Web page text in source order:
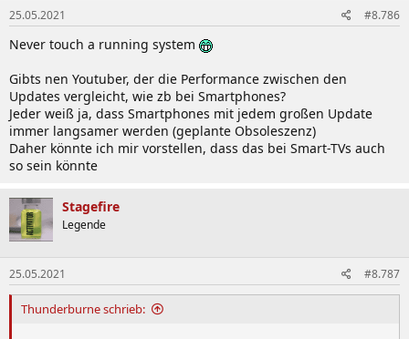
25.05.2021 #8.786
Never touch a running system
Gibts nen Youtuber, der die Performance zwischen den
Updates vergleicht, wie zb bei Smartphones?
Jeder weiß ja, dass Smartphones mit jedem großen Update
immer langsamer werden (geplante Obsoleszenz)
Daher könnte ich mir vorstellen, dass das bei Smart-TVs auch
so sein könnte
Stagefire
Legende
25.05.2021 #8.787
Thunderburne schrieb: